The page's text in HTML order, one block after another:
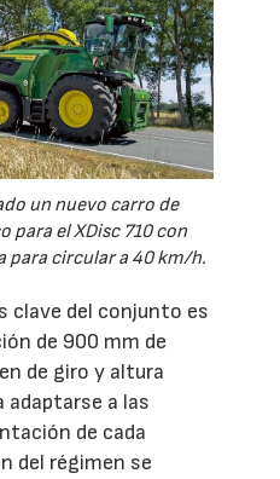
un nuevo carro de
para el XDisc 710 con
para circular a 40 km/h.
clave del conjunto es
de 900 mm de
de giro y altura
adaptarse a las
de cada
del régimen se